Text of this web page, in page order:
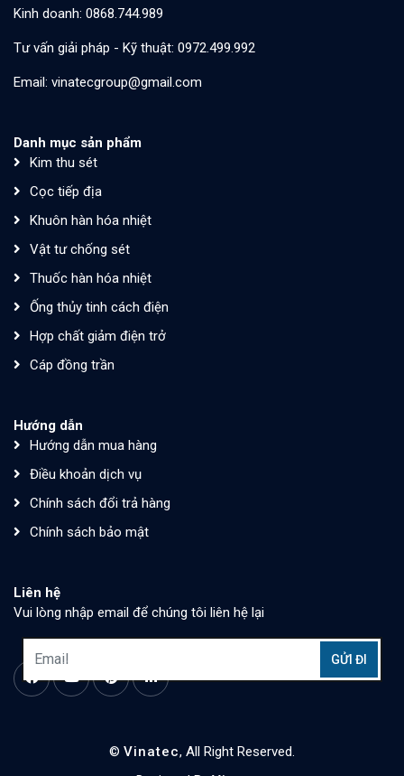
Kinh doanh: 0868.744.989
Tư vấn giải pháp - Kỹ thuật: 0972.499.992
Email: vinatecgroup@gmail.com
Danh mục sản phẩm
Kim thu sét
Cọc tiếp địa
Khuôn hàn hóa nhiệt
Vật tư chống sét
Thuốc hàn hóa nhiệt
Ống thủy tinh cách điện
Hợp chất giảm điện trở
Cáp đồng trần
Hướng dẫn
Hướng dẫn mua hàng
Điều khoản dịch vụ
Chính sách đổi trả hàng
Chính sách bảo mật
Liên hệ
Vui lòng nhập email để chúng tôi liên hệ lại
© Vinatec, All Right Reserved.